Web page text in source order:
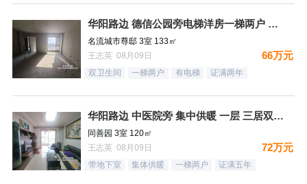
华阳路边 德信公园旁电梯洋房一梯两户 三居双卫 66万！
名流城市尊邸 3室 133㎡
王志英 08月09日
66万元
双卫生间 一梯两户 有电梯 证满两年
华阳路边 中医院旁 集中供暖 一层 三居双卫72万
同善园 3室 120㎡
王志英 08月09日
72万元
带地下室 集体供暖 一梯两户 证满五年